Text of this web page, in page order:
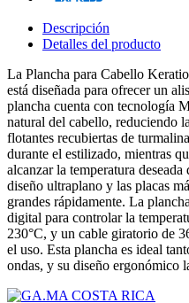
Descripción
Detalles del producto
La Plancha para Cabello
está diseñada para ofrecer un
plancha cuenta con tecnología
natural del cabello, reduciendo
flotantes recubiertas de
durante el estilizado, mientras
alcanzar la temperatura
diseño ultraplano y las placas
grandes rápidamente. La
digital para controlar la
230°C, y un cable giratorio de
el uso. Esta plancha es ideal
ondas, y su diseño ergonómico